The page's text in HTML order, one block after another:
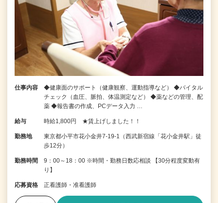
仕事内容
◆健康面のサポート（健康観察、運動指導など） ◆バイタル
チェック（血圧、脈拍、体温測定など） ◆薬などの管理、配
薬 ◆報告書の作成、PCデータ入力 …
給与 時給1,800円 ★賃上げしました！！
勤務地
東京都小平市花小金井7‐19‐1（西武新宿線「花小金井駅」徒
歩12分）
勤務時間
9：00～18：00 ※時間・勤務日数応相談 【30分程度変動有
り】
応募資格 正看護師・准看護師